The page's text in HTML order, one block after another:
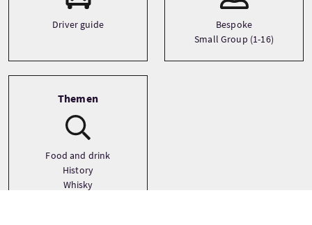
Driver guide
Bespoke
Small Group (1-16)
Themen
Food and drink
History
Whisky